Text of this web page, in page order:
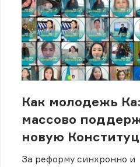
Как молодежь
массово
новую
За реформу синхронно и